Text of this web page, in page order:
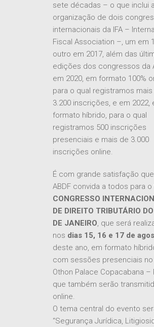
sete décadas – o que inclui a
organização de dois
internacionais da IFA –
Fiscal Association –, um em
outro em 2017, além das
edições dos congressos da
em 2020, em formato 100%
para o qual registramos
3.200 inscrições, e em 2022,
formato híbrido, para o qual
registramos 500 inscrições
presenciais e mais de 3.000
inscrições online.
É com grande satisfação
ABDF convida a todos para o
CONGRESSO
DE DIREITO TRIBUTÁRIO
DE JANEIRO, que será
nos dias 15, 16 e 17 de
deste ano, em formato
com sessões presenciais no
Othon Palace Copacabana –
que também serão
online.
O tema central do evento
“Segurança Jurídica,